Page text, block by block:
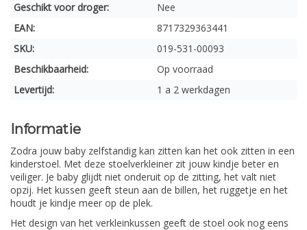
Geschikt voor droger:
Nee
EAN:
8717329363441
SKU:
019-531-00093
Beschikbaarheid:
Op voorraad
Levertijd:
1 a 2 werkdagen
Informatie
Zodra jouw baby zelfstandig kan zitten kan het ook zitten in een
kinderstoel. Met deze stoelverkleiner zit jouw kindje beter en
veiliger. Je baby glijdt niet onderuit op de zitting, het valt niet
opzij. Het kussen geeft steun aan de billen, het ruggetje en het
houdt je kindje meer op de plek.
Het design van het verkleinkussen geeft de stoel ook nog eens